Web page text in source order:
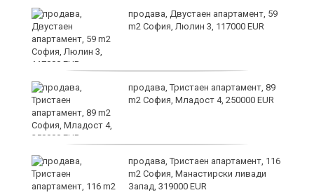
продава, Двустаен апартамент, 59
m2 София, Люлин 3, 117000 EUR
продава, Тристаен апартамент, 89
m2 София, Младост 4, 250000 EUR
продава, Тристаен апартамент, 116
m2 София, Манастирски ливади
Запад, 319000 EUR